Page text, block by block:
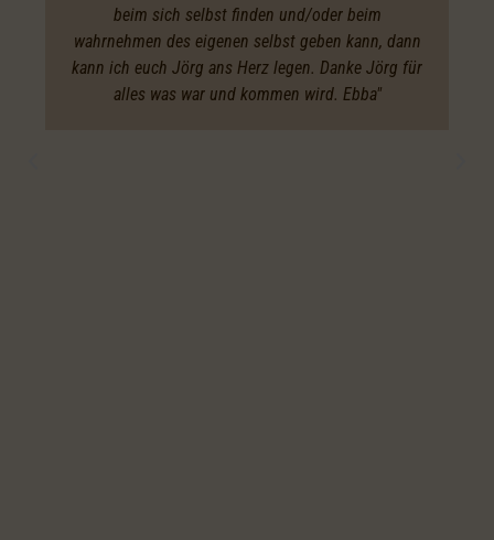
beim sich selbst finden und/oder beim
wahrnehmen des eigenen selbst geben kann, dann
kann ich euch Jörg ans Herz legen. Danke Jörg für
alles was war und kommen wird. Ebba"